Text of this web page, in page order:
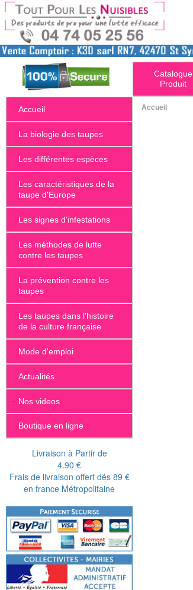
Catalogue
Produit
Accueil
La biologie des taupes
Les différentes espèces
Les caractéristiques de la
taupe d'Europe
Les signes d'infestations
Les méthodes de lutte
contre les taupes
La prévention contre les
taupes
Les taupes dans l'histoire
de la culture française
Mode d'emploi
Actualités
+ Nos videos
Boutique en ligne
Livraison à Partir de
4.90 €
Frais de livraison offert dés 89 €
en france Métropolitaine
Accueil